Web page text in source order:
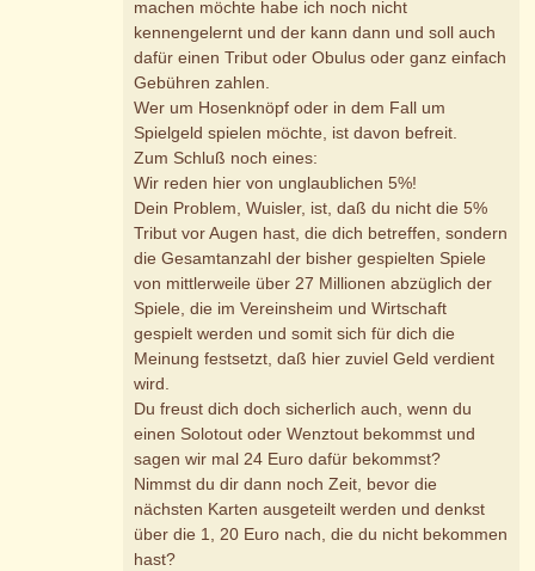
machen möchte habe ich noch nicht
kennengelernt und der kann dann und soll auch
dafür einen Tribut oder Obulus oder ganz einfach
Gebühren zahlen.
Wer um Hosenknöpf oder in dem Fall um
Spielgeld spielen möchte, ist davon befreit.
Zum Schluß noch eines:
Wir reden hier von unglaublichen 5%!
Dein Problem, Wuisler, ist, daß du nicht die 5%
Tribut vor Augen hast, die dich betreffen, sondern
die Gesamtanzahl der bisher gespielten Spiele
von mittlerweile über 27 Millionen abzüglich der
Spiele, die im Vereinsheim und Wirtschaft
gespielt werden und somit sich für dich die
Meinung festsetzt, daß hier zuviel Geld verdient
wird.
Du freust dich doch sicherlich auch, wenn du
einen Solotout oder Wenztout bekommst und
sagen wir mal 24 Euro dafür bekommst?
Nimmst du dir dann noch Zeit, bevor die
nächsten Karten ausgeteilt werden und denkst
über die 1, 20 Euro nach, die du nicht bekommen
hast?